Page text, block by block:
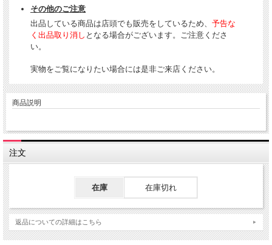
その他のご注意
出品している商品は店頭でも販売をしているため、 予告な
く出品取り消し となる場合がございます。ご注意くださ
い。
実物をご覧になりたい場合には是非ご来店ください。
商品説明
注文
在庫 在庫切れ
返品についての詳細はこちら